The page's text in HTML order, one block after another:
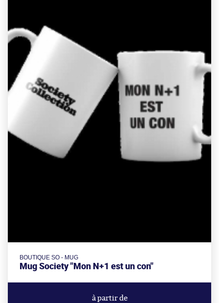
BOUTIQUE SO - MUG
Mug Society "Mon N+1 est un con"
à partir de